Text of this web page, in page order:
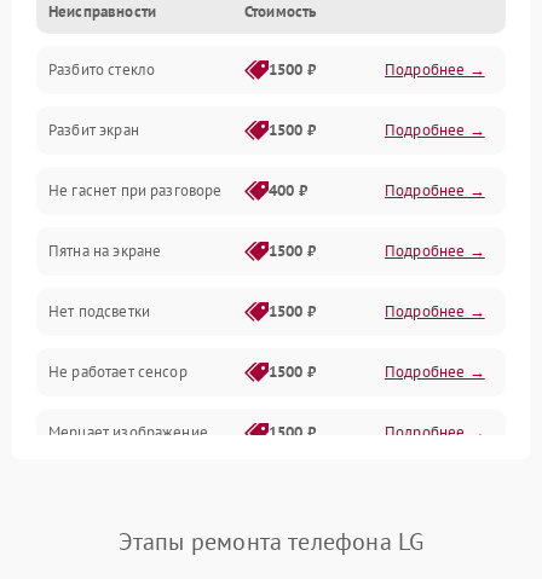
Проблемы связи
Камеры
Проблемы с дисплеем и сенсором
Зарядка
Проблемы с питанием, зарядкой и аккумулятором
Проблемы с работой системы, корпусом и другие
Неисправности Стоимость
Разбито стекло 1500 ₽ Подробнее →
Разбит экран 1500 ₽ Подробнее →
Не гаснет при разговоре 400 ₽ Подробнее →
Пятна на экране 1500 ₽ Подробнее →
Нет подсветки 1500 ₽ Подробнее →
Не работает сенсор 1500 ₽ Подробнее →
Мерцает изображение 1500 ₽ Подробнее →
Не работает Face ID 4000 ₽ Подробнее →
Этапы ремонта телефона LG